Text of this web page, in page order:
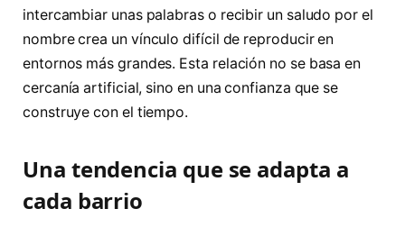
intercambiar unas palabras o recibir un saludo por el
nombre crea un vínculo difícil de reproducir en
entornos más grandes. Esta relación no se basa en
cercanía artificial, sino en una confianza que se
construye con el tiempo.
Una tendencia que se adapta a
cada barrio